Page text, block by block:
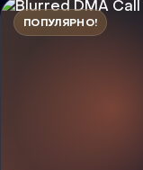
ПОПУЛЯРНО!